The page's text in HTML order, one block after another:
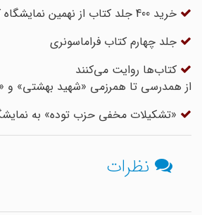
خرید 400 جلد کتاب از نهمین نمایشگاه کتاب استان قم
جلد چهارم کتاب فراماسونرى
کتاب‌ها روایت می‌کنند
از همدرسی تا همرزمی «شهید بهشتی» و
«تشکیلات مخفی حزب توده» به
نظرات